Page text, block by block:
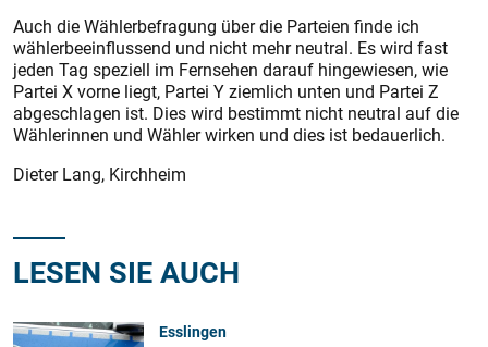
Auch die Wählerbefragung über die Parteien finde ich
wählerbeeinflussend und nicht mehr neutral. Es wird fast
jeden Tag speziell im Fernsehen darauf hingewiesen, wie
Partei X vorne liegt, Partei Y ziemlich unten und Partei Z
abgeschlagen ist. Dies wird bestimmt nicht neutral auf die
Wählerinnen und Wähler wirken und dies ist bedauerlich.
Dieter Lang, Kirchheim
LESEN SIE AUCH
Esslingen